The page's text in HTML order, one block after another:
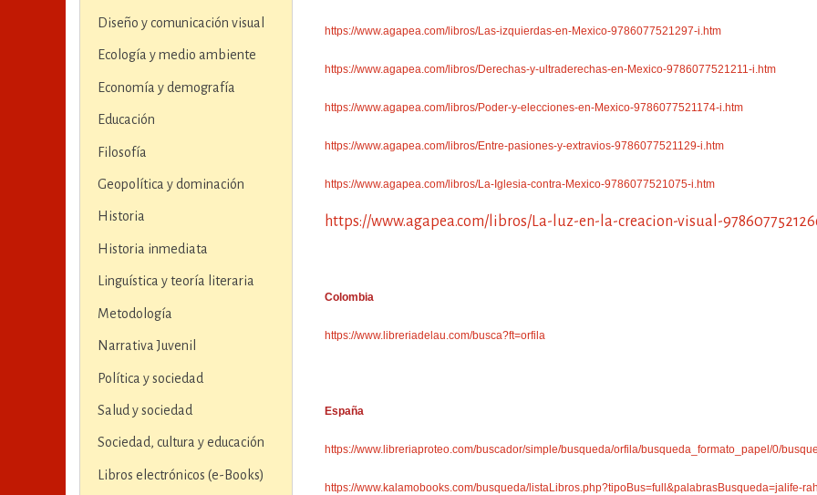
Diseño y comunicación visual
Ecología y medio ambiente
Economía y demografía
Educación
Filosofía
Geopolítica y dominación
Historia
Historia inmediata
Linguística y teoría literaria
Metodología
Narrativa Juvenil
Política y sociedad
Salud y sociedad
Sociedad, cultura y educación
Libros electrónicos (e-Books)
https://www.agapea.com/libros/Las-izquierdas-en-Mexico-9786077521297-i.htm
https://www.agapea.com/libros/Derechas-y-ultraderechas-en-Mexico-9786077521211-i.htm
https://www.agapea.com/libros/Poder-y-elecciones-en-Mexico-9786077521174-i.htm
https://www.agapea.com/libros/Entre-pasiones-y-extravios-9786077521129-i.htm
https://www.agapea.com/libros/La-Iglesia-contra-Mexico-9786077521075-i.htm
https://www.agapea.com/libros/La-luz-en-la-creacion-visual-
Colombia
https://www.libreriadelau.com/busca?ft=orfila
España
https://www.libreriaproteo.com/buscador/simple/busqueda/orfila/busqueda_formato_papel/0/
https://www.kalamobooks.com/busqueda/listaLibros.php?tipoBus=full&palabrasBusqueda=jalife-